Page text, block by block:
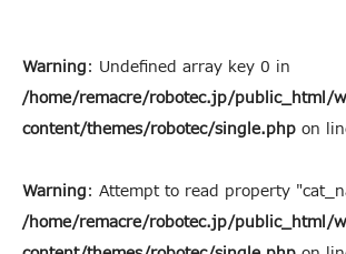
Warning: Undefined array key 0 in
/home/remacre/robotec.jp/public_html/
content/themes/robotec/single.php on
Warning: Attempt to read property
/home/remacre/robotec.jp/public_html/